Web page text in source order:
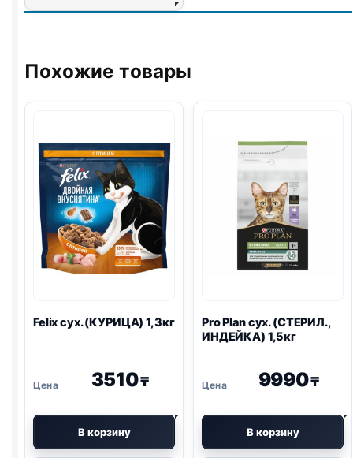
Похожие товары
Felixсух. (КУРИЦА) 1,3кг
3510₸
В корзину
Pro Planсух. (СТЕРИЛ.,
ИНДЕЙКА) 1,5кг
9990₸
В корзину